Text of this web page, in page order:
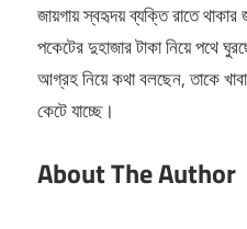
জায়গায় স্বহৃদয় ব্যক্তি রাতে থাকার
পকেটের দুহাজার টাকা নিয়ে পথে
আগ্রহ নিয়ে কথা বলছেন, তাকে
কেটে যাচ্ছে।
About The Author